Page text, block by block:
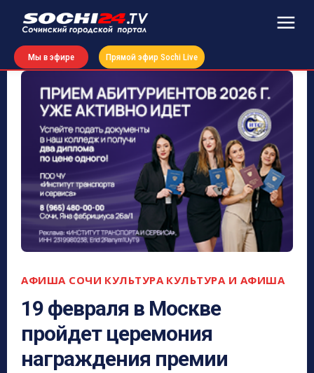
Мы в эфире Прямой эфир Sochi Live
АФИША СОЧИ КУЛЬТУРА КУЛЬТУРА И АФИША
19 февраля в Москве
пройдет церемония
награждения премии